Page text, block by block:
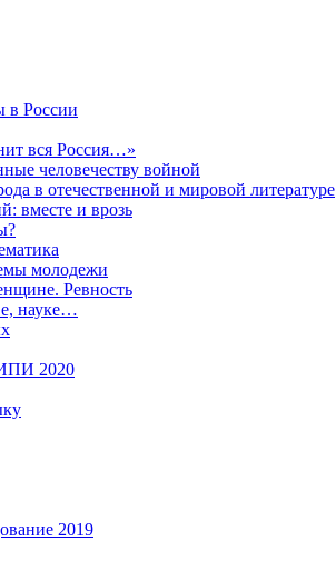
в России
вся Россия…»
человечеству войной
в отечественной и мировой литературе
вместе и врозь
молодежи
Ревность
науке…
2020
2019